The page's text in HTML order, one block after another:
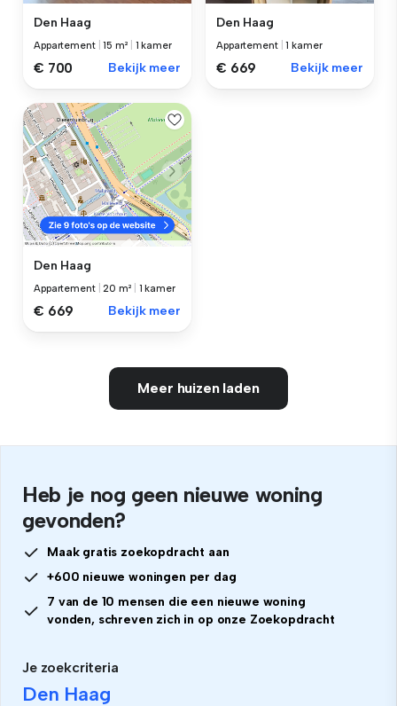
Den Haag
Appartement |15 m² 1 kamer
€ 700 Bekijk meer
Den Haag
Appartement |1 kamer
€ 669 Bekijk meer
Den Haag
Appartement |20 m² 1 kamer
€ 669 Bekijk meer
Meer huizen laden
Heb je nog geen nieuwe woning
gevonden?
Maak gratis zoekopdracht aan
+600 nieuwe woningen per dag
7 van de 10 mensen die een nieuwe woning
vonden, schreven zich in op onze Zoekopdracht
Je zoekcriteria
Den Haag